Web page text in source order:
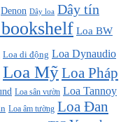
Denon Dây loa Dây tín
Loa BW
Loa di động Loa Dynaudio
Loa MỹLoa Pháp
Loa sân vườn Loa Tannoy
Loa âm tường Loa Đan